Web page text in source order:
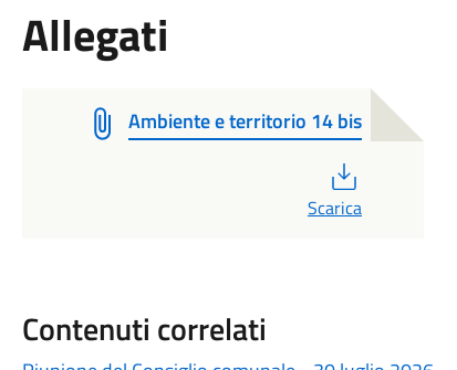
Allegati
Ambiente e territorio 14 bis
Scarica
Contenuti correlati